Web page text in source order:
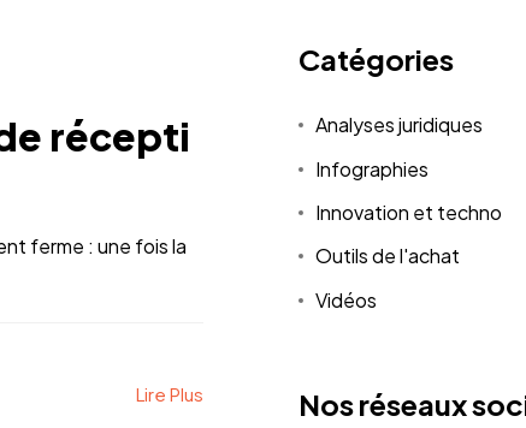
récepti
ferme : une fois la
Lire Plus
Catégories
Analyses juridiques
Infographies
Innovation et techno
Outils de l'achat
Vidéos
Nos réseaux